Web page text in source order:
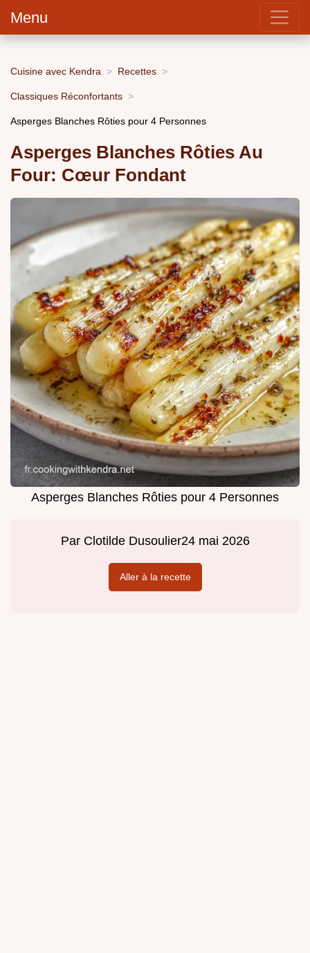
Menu
Cuisine avec Kendra Recettes
Classiques Réconfortants
Asperges Blanches Rôties pour 4 Personnes
Asperges Blanches Rôties Au
Four: Cœur Fondant
Asperges Blanches Rôties pour 4 Personnes
Par Clotilde Dusoulier24 mai 2026
Aller à la recette